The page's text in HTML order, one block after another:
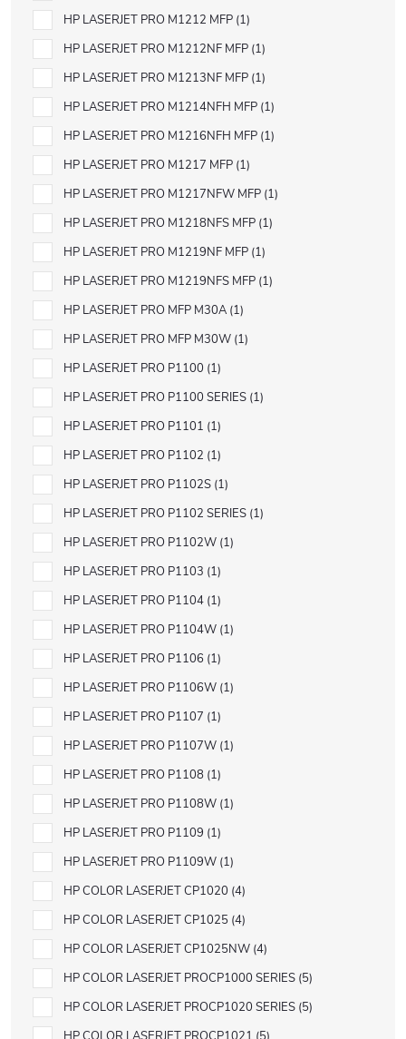
HP LASERJET PRO M1212 MFP 1
HP LASERJET PRO M1212NF MFP 1
HP LASERJET PRO M1213NF MFP 1
HP LASERJET PRO M1214NFH MFP 1
HP LASERJET PRO M1216NFH MFP 1
HP LASERJET PRO M1217 MFP 1
HP LASERJET PRO M1217NFW MFP 1
HP LASERJET PRO M1218NFS MFP 1
HP LASERJET PRO M1219NF MFP 1
HP LASERJET PRO M1219NFS MFP 1
HP LASERJET PRO MFP M30A 1
HP LASERJET PRO MFP M30W 1
HP LASERJET PRO P1100 1
HP LASERJET PRO P1100 SERIES 1
HP LASERJET PRO P1101 1
HP LASERJET PRO P1102 1
HP LASERJET PRO P1102S 1
HP LASERJET PRO P1102 SERIES 1
HP LASERJET PRO P1102W 1
HP LASERJET PRO P1103 1
HP LASERJET PRO P1104 1
HP LASERJET PRO P1104W 1
HP LASERJET PRO P1106 1
HP LASERJET PRO P1106W 1
HP LASERJET PRO P1107 1
HP LASERJET PRO P1107W 1
HP LASERJET PRO P1108 1
HP LASERJET PRO P1108W 1
HP LASERJET PRO P1109 1
HP LASERJET PRO P1109W 1
HP COLOR LASERJET CP1020 4
HP COLOR LASERJET CP1025 4
HP COLOR LASERJET CP1025NW 4
HP COLOR LASERJET PROCP1000 SERIES 5
HP COLOR LASERJET PROCP1020 SERIES 5